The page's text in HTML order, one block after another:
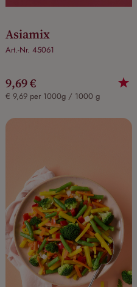
Asiamix
Art.-Nr. 45061
9,69 €
€ 9,69 per 1000g / 1000 g